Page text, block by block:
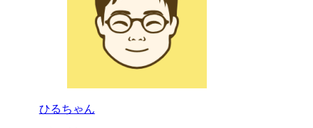
ひるちゃん